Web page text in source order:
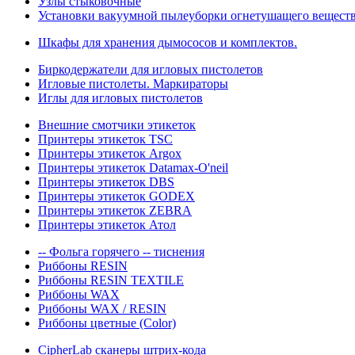
Установки вакуумной пылеуборки огнетушащего
Шкафы для хранения дымососов и комплектов.
Биркодержатели для игловых пистолетов
Игловые пистолеты. Маркираторы
Иглы для игловых пистолетов
Внешние смотчики этикеток
Принтеры этикеток TSC
Принтеры этикеток Argox
Принтеры этикеток Datamax-O'neil
Принтеры этикеток DBS
Принтеры этикеток GODEX
Принтеры этикеток ZEBRA
Принтеры этикеток Атол
-- Фольга горячего -- тиснения
Риббоны RESIN
Риббоны RESIN TEXTILE
Риббоны WAX
Риббоны WAX / RESIN
Риббоны цветные (Color)
CipherLab сканеры штрих-кода